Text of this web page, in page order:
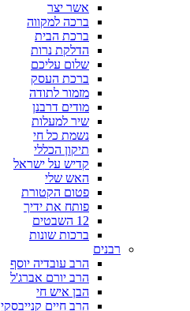
אשר יצר
ברכה למקווה
ברכת הבית
הדלקת נרות
שלום עליכם
ברכת העסק
מזמור לתודה
מודים דרבנן
שיר למעלות
נשמת כל חי
תיקון הכללי
קדיש על ישראל
האש שלי
פטום הקטורת
פותח את ידיך
12 השבטים
ברכות שונות
רבנים
הרב עובדיה יוסף
הרב יורם אברג'ל
הבן איש חי
הרב חיים קנייבסקי